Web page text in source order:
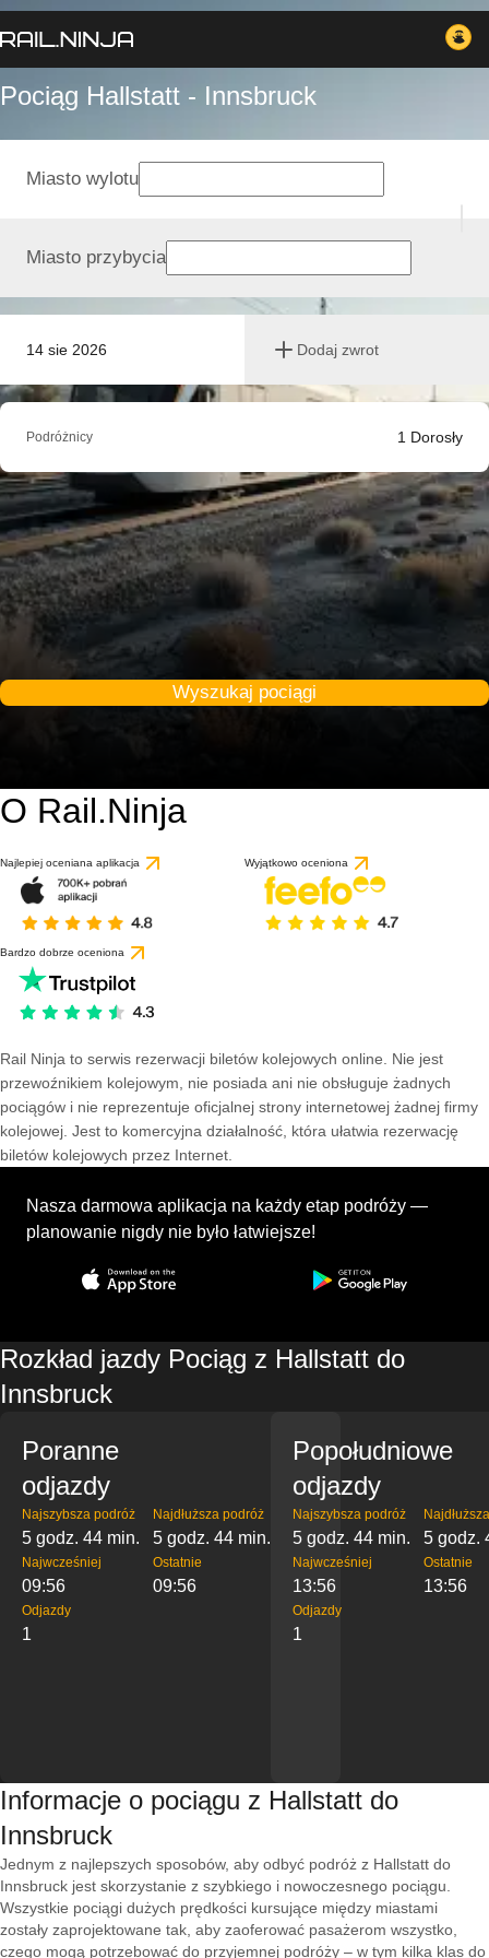
Pociąg Hallstatt - Innsbruck
14 sie 2026 Dodaj zwrot
Miasto wylotu
Miasto przybycia
Podróżnicy 1 Dorosły
Wyszukaj pociągi
O Rail.Ninja
Najlepiej oceniana aplikacja Wyjątkowo oceniona
Bardzo dobrze oceniona
Rail Ninja to serwis rezerwacji biletów kolejowych online. Nie jest
przewoźnikiem kolejowym, nie posiada ani nie obsługuje żadnych
pociągów i nie reprezentuje oficjalnej strony internetowej żadnej firmy
kolejowej. Jest to komercyjna działalność, która ułatwia rezerwację
biletów kolejowych przez Internet.
Nasza darmowa aplikacja na każdy etap podróży —
planowanie nigdy nie było łatwiejsze!
Rozkład jazdy Pociąg z Hallstatt do
Innsbruck
Poranne
odjazdy
Najszybsza podróż
5 godz. 44 min.
Najdłuższa podróż
5 godz. 44 min.
Najwcześniej
09:56
Ostatnie
09:56
Odjazdy
1
Popołudniowe
odjazdy
Najszybsza podróż
5 godz. 44 min. 5 godz.
Najwcześniej
13:56
Ostatnie
13:56
Odjazdy
1
Informacje o pociągu z Hallstatt do
Innsbruck
Jednym z najlepszych sposobów, aby odbyć podróż z Hallstatt do
Innsbruck jest skorzystanie z szybkiego i nowoczesnego pociągu.
Wszystkie pociągi dużych prędkości kursujące między miastami
zostały zaprojektowane tak, aby zaoferować pasażerom wszystko,
czego mogą potrzebować do przyjemnej podróży – w tym kilka klas do